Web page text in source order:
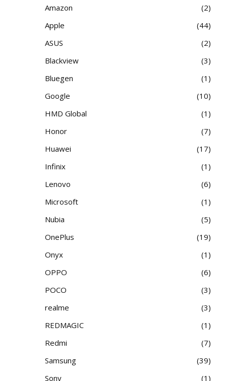
Amazon
2
Apple
44
ASUS
2
Blackview
3
Bluegen
1
Google
10
HMD Global
1
Honor
7
Huawei
17
Infinix
1
Lenovo
6
Microsoft
1
Nubia
5
OnePlus
19
Onyx
1
OPPO
6
POCO
3
realme
3
REDMAGIC
1
Redmi
7
Samsung
39
Sony
1